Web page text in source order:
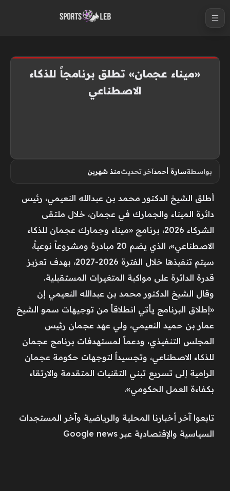
«ميناء عجمان» تطلق برنامجاً للذكاء
الاصطناعي
بواسطةسارة أحمدآخر تحديثمنذ شهرين
أطلق الشيخ الدكتور محمد بن عبدالله النعيمي، رئيس
دائرة الميناء والجمارك في عجمان، خلال ملتقى
الشركاء 2026، برنامج «ميناء وجمارك عجمان للذكاء
الاصطناعي»، الذي يضم 20 مبادرة ومشروعاً نوعياً،
سيتم تنفيذها خلال الفترة 2026-2027، بهدف تعزيز
قدرة الدائرة على مواكبة المتغيرات المستقبلية.
وقال الشيخ الدكتور محمد بن عبدالله النعيمي إن
«إطلاق البرنامج يأتي انطلاقاً من توجيهات سمو الشيخ
عمار بن حميد النعيمي، ولي عهد عجمان رئيس
المجلس التنفيذي، ودعماً لمستهدفات برنامج عجمان
للذكاء الاصطناعي، وتجسيداً لتوجهات حكومة عجمان
الرامية إلى تسريع تبني التقنيات المتقدمة والارتقاء
بكفاءة العمل الحكومي».
تابعوا آخر أخبارنا المحلية والرياضية وآخر المستجدات
السياسية والإقتصادية عبر Google news